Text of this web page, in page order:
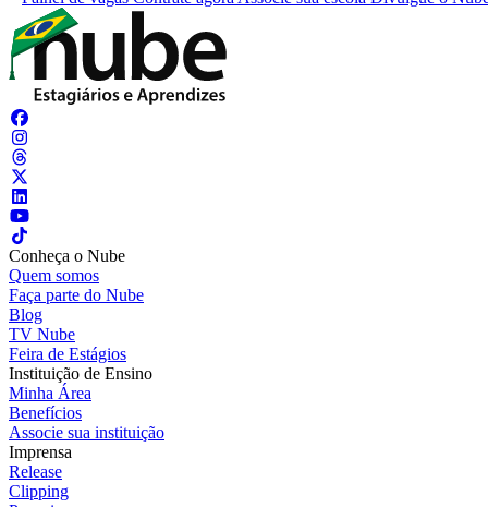
Conheça o Nube
Quem somos
Faça parte do Nube
Blog
TV Nube
Feira de Estágios
Instituição de Ensino
Minha Área
Benefícios
Associe sua instituição
Imprensa
Release
Clipping